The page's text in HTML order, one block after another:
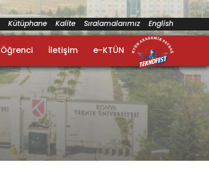
Kütüphane Kalite Sıralamalarımız English
Öğrenci İletişim e-KTÜN